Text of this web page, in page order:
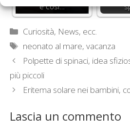
è così…
Categorie
Curiosità, News, ecc.
Tag
neonato al mare,vacanza
Polpette di spinaci, idea
più piccoli
Eritema solare nei bambini,
Lascia un commento